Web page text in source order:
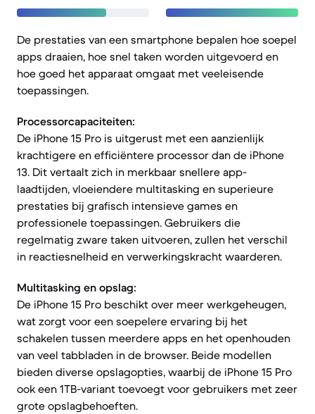
De prestaties van een smartphone bepalen hoe soepel
apps draaien, hoe snel taken worden uitgevoerd en
hoe goed het apparaat omgaat met veeleisende
toepassingen.
Processorcapaciteiten:
De iPhone 15 Pro is uitgerust met een aanzienlijk
krachtigere en efficiëntere processor dan de iPhone
13. Dit vertaalt zich in merkbaar snellere app-
laadtijden, vloeiendere multitasking en superieure
prestaties bij grafisch intensieve games en
professionele toepassingen. Gebruikers die
regelmatig zware taken uitvoeren, zullen het verschil
in reactiesnelheid en verwerkingskracht waarderen.
Multitasking en opslag:
De iPhone 15 Pro beschikt over meer werkgeheugen,
wat zorgt voor een soepelere ervaring bij het
schakelen tussen meerdere apps en het openhouden
van veel tabbladen in de browser. Beide modellen
bieden diverse opslagopties, waarbij de iPhone 15 Pro
ook een 1TB-variant toevoegt voor gebruikers met zeer
grote opslagbehoeften.